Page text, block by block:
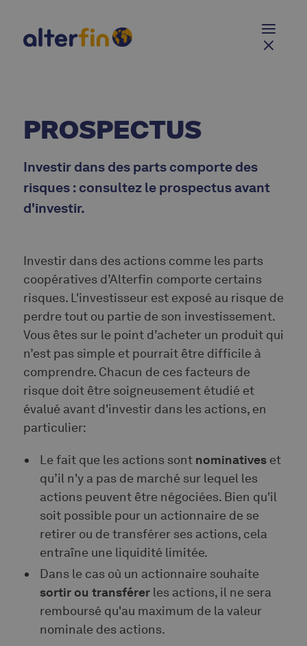
PROSPECTUS
Investir dans des parts comporte des
risques : consultez le prospectus avant
d'investir.
Investir dans des actions comme les parts
coopératives d’Alterfin comporte certains
risques. L'investisseur est exposé au risque de
perdre tout ou partie de son investissement.
Vous êtes sur le point d’acheter un produit qui
n’est pas simple et pourrait être difficile à
comprendre. Chacun de ces facteurs de
risque doit être soigneusement étudié et
évalué avant d'investir dans les actions, en
particulier:
Le fait que les actions sont nominatives et
qu’il n'y a pas de marché sur lequel les
actions peuvent être négociées. Bien qu'il
soit possible pour un actionnaire de se
retirer ou de transférer ses actions, cela
entraîne une liquidité limitée.
Dans le cas où un actionnaire souhaite
sortir ou transférer les actions, il ne sera
remboursé qu'au maximum de la valeur
nominale des actions.